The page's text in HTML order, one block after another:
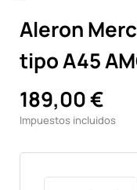
Aleron
tipo A45
189,00 €
Impuestos incluidos